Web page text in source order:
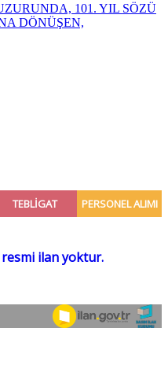
101. YIL SÖZÜ
DÖNÜŞEN,